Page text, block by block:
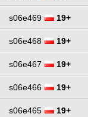
s06e469 19+
s06e468 19+
s06e467 19+
s06e466 19+
s06e465 19+